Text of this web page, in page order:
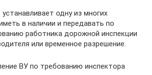
одну из многих
в наличии и передавать по
работника дорожной инспекции
или временное разрешение.
ВУ по требованию инспектора